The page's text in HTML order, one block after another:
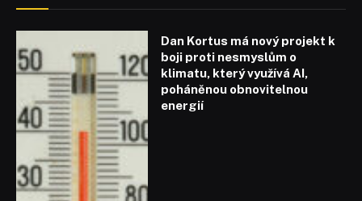
Dan Kortus má nový projekt k
boji proti nesmyslům o
klimatu, který využívá AI,
poháněnou obnovitelnou
energií